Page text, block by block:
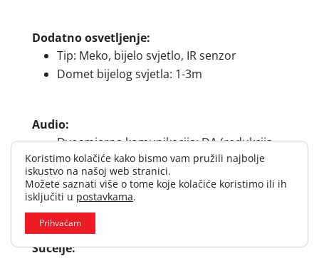
Dodatno osvetljenje:
Tip: Meko, bijelo svjetlo, IR senzor
Domet bijelog svjetla: 1-3m
Audio:
Dvosmjerna komunikacija: DA (redukcija
šuma i uklanjanje jeke)
Audio ulaz: 1 CH ugrađeni mikrofon
Audio izlaz: Ugrađeni zvučnik
Sučelje:
Koristimo kolačiće kako bismo vam pružili najbolje
iskustvo na našoj web stranici.
Možete saznati više o tome koje kolačiće koristimo ili ih
isključiti u postavkama.
Prihvaćam